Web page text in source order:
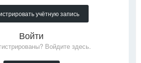
учётную запись
Войти
Войдите здесь.